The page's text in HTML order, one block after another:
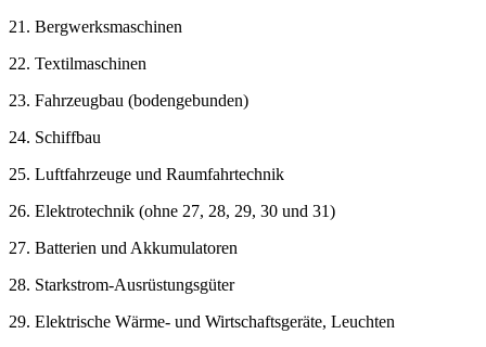
21. Bergwerksmaschinen
22. Textilmaschinen
23. Fahrzeugbau (bodengebunden)
24. Schiffbau
25. Luftfahrzeuge und Raumfahrtechnik
26. Elektrotechnik (ohne 27, 28, 29, 30 und 31)
27. Batterien und Akkumulatoren
28. Starkstrom-Ausrüstungsgüter
29. Elektrische Wärme- und Wirtschaftsgeräte, Leuchten